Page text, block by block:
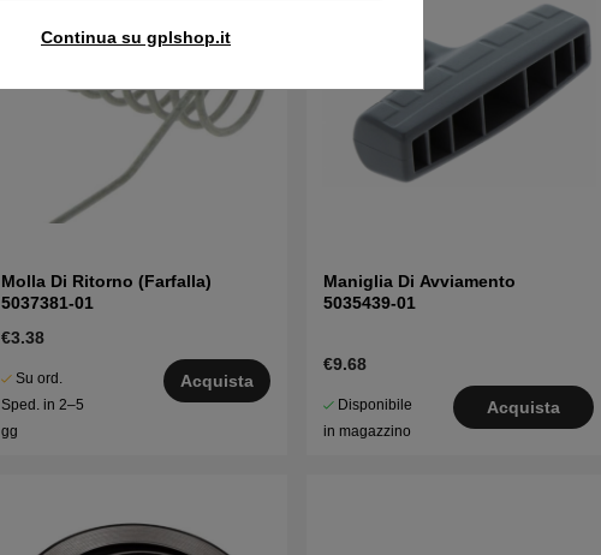
Continua su gplshop.it
Molla Di Ritorno (Farfalla)
5037381-01
€3.38
Su ord.
Sped. in 2–5
gg
Acquista
Maniglia Di Avviamento
5035439-01
€9.68
Disponibile
in magazzino
Acquista